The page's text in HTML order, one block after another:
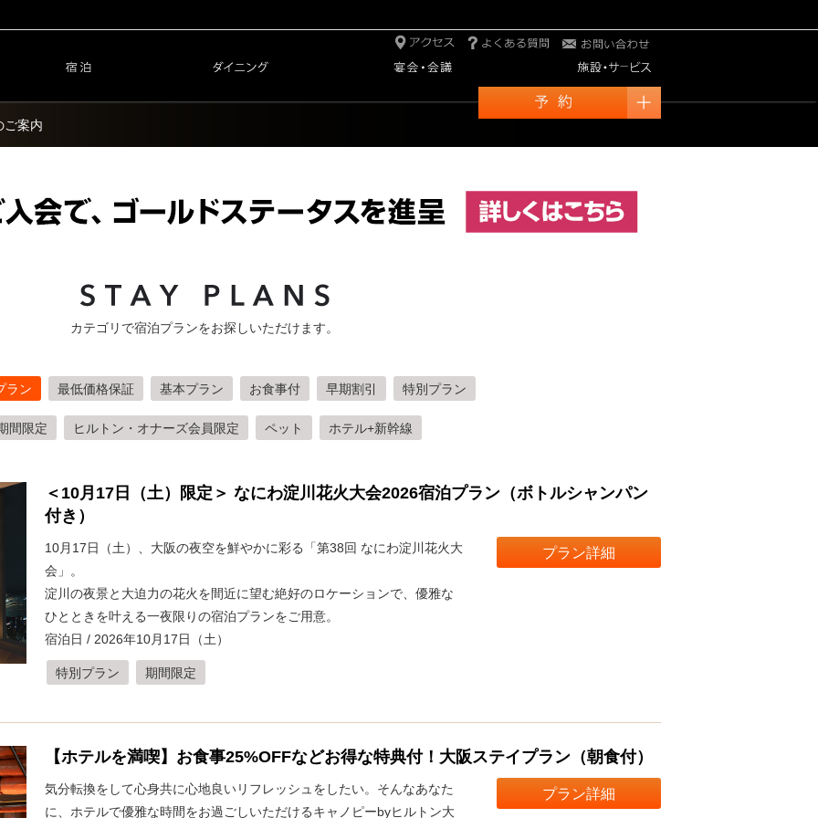
ご案内
カテゴリで宿泊プランをお探しいただけます。
ラン 最低価格保証 基本プラン お食事付 早期割引 特別プラン
間限定 ヒルトン・オナーズ会員限定 ペット ホテル+新幹線
＜10月17日（土）限定＞ なにわ淀川花火大会2026宿泊プラン（ボトルシャンパン
付き）
10月17日（土）、大阪の夜空を鮮やかに彩る「第38回 なにわ淀川花火大
会」。
淀川の夜景と大迫力の花火を間近に望む絶好のロケーションで、優雅な
ひとときを叶える一夜限りの宿泊プランをご用意。
宿泊日 / 2026年10月17日（土）
特別プラン 期間限定
プラン詳細
【ホテルを満喫】お食事25%OFFなどお得な特典付！大阪ステイプラン（朝食付）
気分転換をして心身共に心地良いリフレッシュをしたい。そんなあなた
に、ホテルで優雅な時間をお過ごしいただけるキャノピーbyヒルトン大
プラン詳細